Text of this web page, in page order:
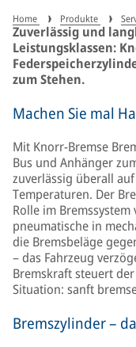
Home Produkte
Zuverlässig und
Leistungsklassen:
zum Stehen.
Machen Sie mal
Mit Knorr-Bremse
Bus und Anhänger
zuverlässig überall
Temperaturen. Der
Rolle im
pneumatische in
die Bremsbeläge
– das Fahrzeug
Bremskraft steuert
Situation: sanft
Bremszylinder –